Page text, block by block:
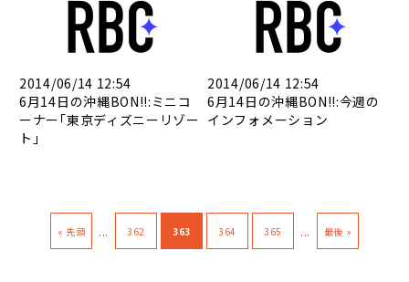
2014/06/14 12:54
6月14日の沖縄BON!!:ミニコ
ーナー｢東京ディズニーリゾー
ト」
2014/06/14 12:54
6月14日の沖縄BON!!:今週の
インフォメーション
« 先頭 ... 362 363 364 365 ... 最後 »